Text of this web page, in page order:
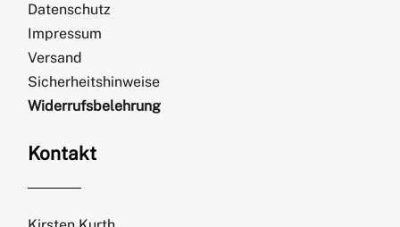
Datenschutz
Impressum
Versand
Sicherheitshinweise
Widerrufsbelehrung
Kontakt